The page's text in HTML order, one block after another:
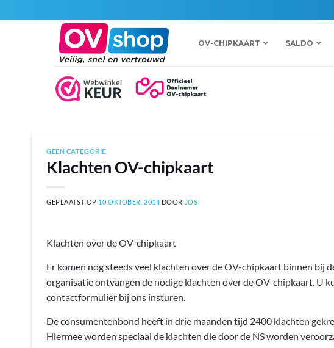
naar
OV-CHIPKAART SALDO
GEEN CATEGORIE
Klachten OV-chipkaart
GEPLAATST OP 10 OKTOBER, 2014 DOOR JOS
Klachten over de OV-chipkaart
Er komen nog steeds veel klachten over de OV-chipkaart binnen
organisatie ontvangen de nodige klachten over de OV-chipkaart. U
contactformulier bij ons insturen.
De consumentenbond heeft in drie maanden tijd 2400 klachten
Hiermee worden speciaal de klachten die door de NS worden